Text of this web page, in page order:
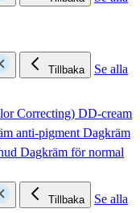
Tillbaka
Se alla
Correcting) DD-cream
anti-pigmentDagkräm
Dagkräm för normal
Tillbaka
Se alla